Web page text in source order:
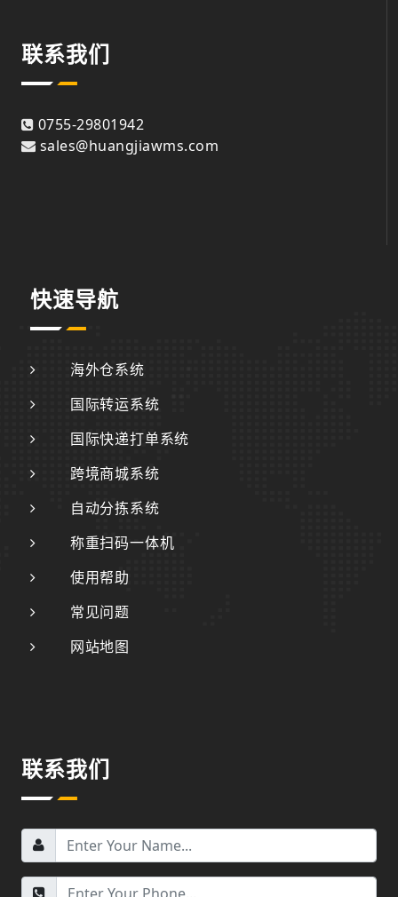
联系我们
0755-29801942
sales@huangjiawms.com
快速导航
海外仓系统
国际转运系统
国际快递打单系统
跨境商城系统
自动分拣系统
称重扫码一体机
使用帮助
常见问题
网站地图
联系我们